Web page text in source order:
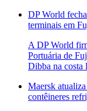
DP World
terminais em
A DP World
Portuária de
Dibba na costa
Maersk
contêineres